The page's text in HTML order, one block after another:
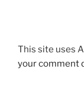
This site uses
your comment